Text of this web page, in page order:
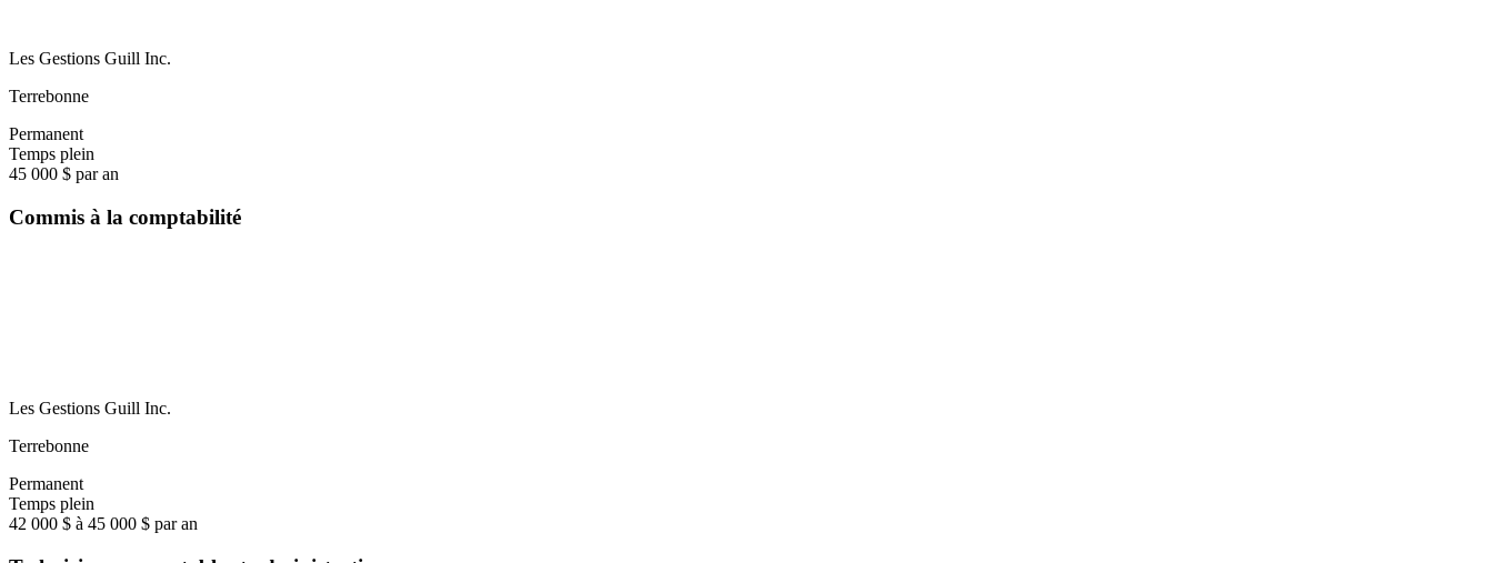
Les Gestions Guill Inc.
Terrebonne
Permanent
Temps plein
45 000 $ par an
Commis à la comptabilité
Les Gestions Guill Inc.
Terrebonne
Permanent
Temps plein
42 000 $ à 45 000 $ par an